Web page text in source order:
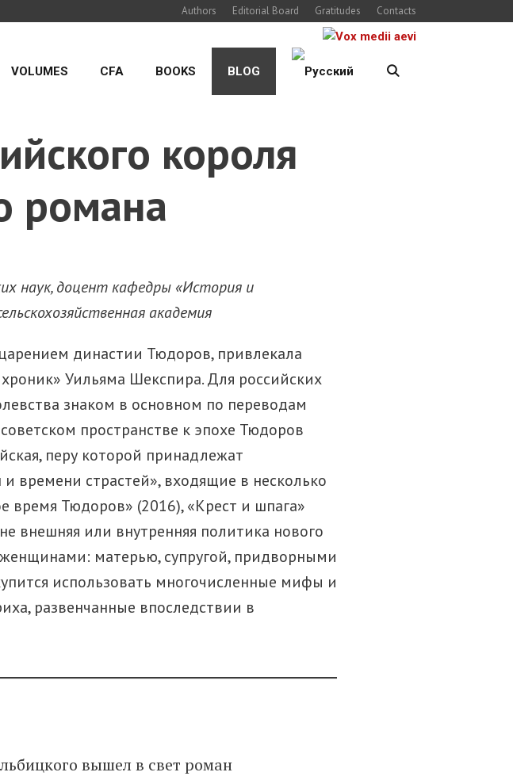
Authors Editorial Board Gratitudes Contacts
VOLUMES CFA BOOKS BLOG
короля
романа
наук, доцент кафедры «История и
академия
династии Тюдоров, привлекала
Уильяма Шекспира. Для российских
знаком в основном по переводам
пространстве к эпохе Тюдоров
перу которой принадлежат
времени страстей», входящие в несколько
время Тюдоров» (2016), «Крест и шпага»
внешняя или внутренняя политика нового
матерью, супругой, придворными
использовать многочисленные мифы и
развенчанные впоследствии в
вышел в свет роман